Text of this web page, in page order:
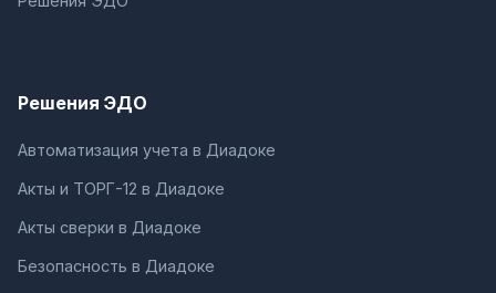
Решения ЭДО
Автоматизация учета в Диадоке
Акты и ТОРГ-12 в Диадоке
Акты сверки в Диадоке
Безопасность в Диадоке